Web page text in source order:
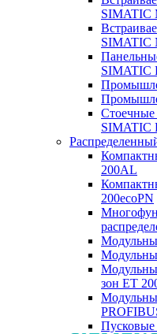
SIMATIC
SIMATIC
SIMATIC
SIMATIC
200AL
200ecoPN
зон ET
Пусковые